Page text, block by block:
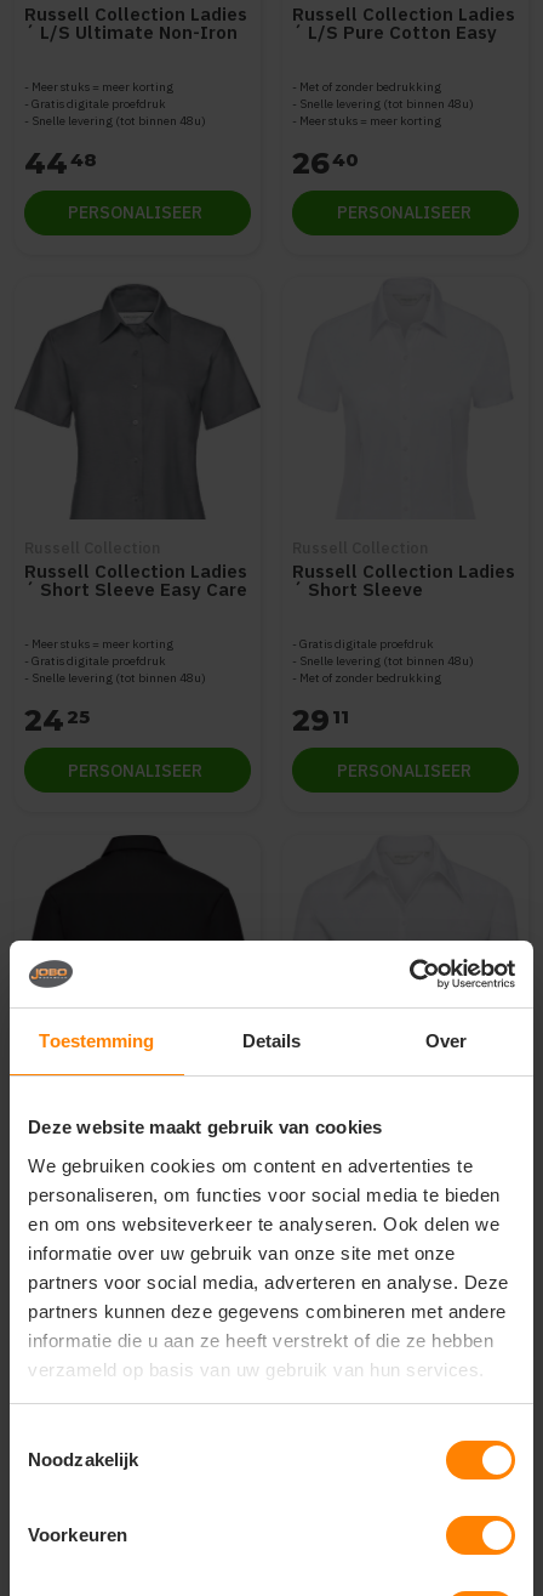
Toestemming Details Over
Deze website maakt gebruik van cookies
We gebruiken cookies om content en advertenties te
personaliseren, om functies voor social media te bieden
en om ons websiteverkeer te analyseren. Ook delen we
informatie over uw gebruik van onze site met onze
partners voor social media, adverteren en analyse. Deze
partners kunnen deze gegevens combineren met andere
informatie die u aan ze heeft verstrekt of die ze hebben
verzameld op basis van uw gebruik van hun services.
Noodzakelijk
Voorkeuren
Russell Collection Ladies
´ L/S Ultimate Non-Iron
Meer stuks = meer korting
Gratis digitale proefdruk
Snelle levering (tot binnen 48u)
4448
PERSONALISEER
Russell Collection Ladies
´ L/S Pure Cotton Easy
Care Poplin Shirt Z936F
Met of zonder bedrukking
Snelle levering (tot binnen 48u)
Meer stuks = meer korting
2640
PERSONALISEER
Russell Collection Ladies
´ Short Sleeve Easy Care
Meer stuks = meer korting
Gratis digitale proefdruk
Snelle levering (tot binnen 48u)
24 25
PERSONALISEER
Russell Collection Ladies
´ Short Sleeve
Gratis digitale proefdruk
Snelle levering (tot binnen 48u)
Met of zonder bedrukking
29 11
PERSONALISEER
Russell Collection Ladies
Cotton Easy Care Poplin
Shirt Z935F
Met of zonder bedrukking
Snelle levering (tot binnen 48u)
Meer stuks = meer korting
2224
Russell Collection Ladies
Non-Iron Shirt Z957F
Gratis digitale proefdruk
Meer stuks = meer korting
Met of zonder bedrukking
4089